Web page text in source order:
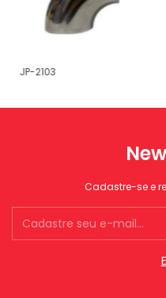
JP-2103
Cadastre-se e